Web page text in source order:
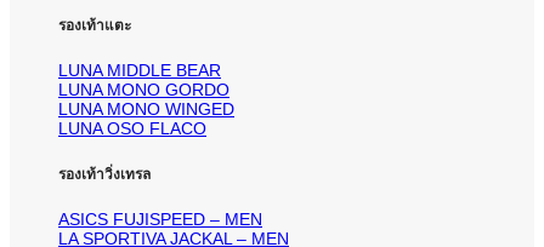
รองเท้าแตะ
LUNA MIDDLE BEAR
LUNA MONO GORDO
LUNA MONO WINGED
LUNA OSO FLACO
รองเท้าวิ่งเทรล
ASICS FUJISPEED – MEN
LA SPORTIVA JACKAL – MEN